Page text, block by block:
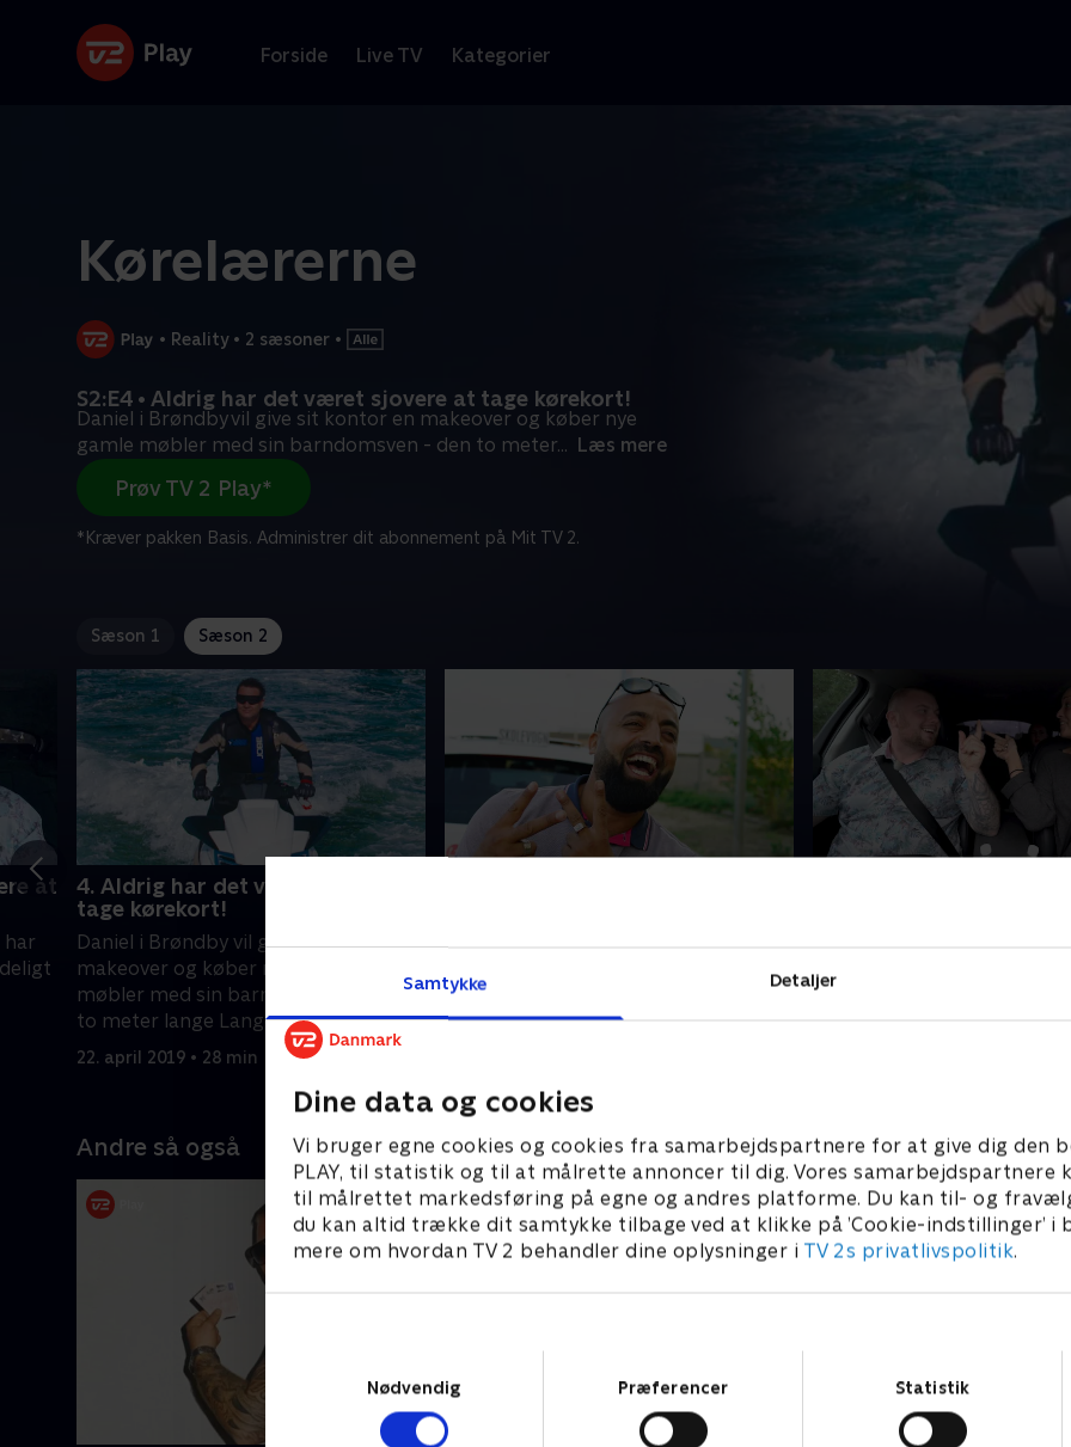
Samtykke Detaljer
Dine data og cookies
Vi bruger egne cookies og cookies fra samarbejdspartnere for at give dig den
PLAY, til statistik og til at målrette annoncer til dig. Vores samarbejdspartnere
til målrettet markedsføring på egne og andres platforme. Du kan til- og
du kan altid trække dit samtykke tilbage ved at klikke på ’Cookie-indstillinger’ i
mere om hvordan TV 2 behandler dine oplysninger i TV 2s privatlivspolitik.
Nødvendig
Præferencer Statistik
Forside Live TV Kategorier
Kørelærerne
• Reality • 2 sæsoner •
S2:E4 • Aldrig har det været sjovere at tage kørekort!
Daniel i Brøndby vil give sit kontor en makeover og køber nye
gamle møbler med sin barndomsven - den to meter... Læs mere
Prøv TV 2 Play*
*Kræver pakken Basis. Administrer dit abonnement på Mit TV 2.
Sæson 1 Sæson 2
at
har
4. Aldrig har det været sjovere at
tage kørekort!
Daniel i Brøndby vil give sit kontor en
makeover og køber nye gamle
møbler med sin barndomsven - den
to meter lange Lange. .
22. april 2019 • 28 min
Daniel har køreprøve med Sif, og så
indretter han sit matadorinspirerede
kontor med nye gamle møbler. .
guldhold, og der er højt
'hafla', som han kalder det,
Andre så også